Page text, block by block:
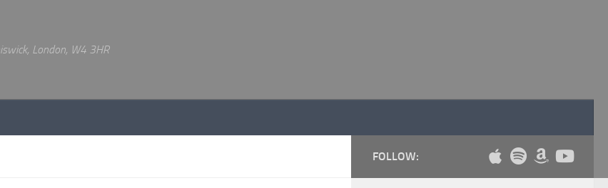
London, W4 3HR
FOLLOW: